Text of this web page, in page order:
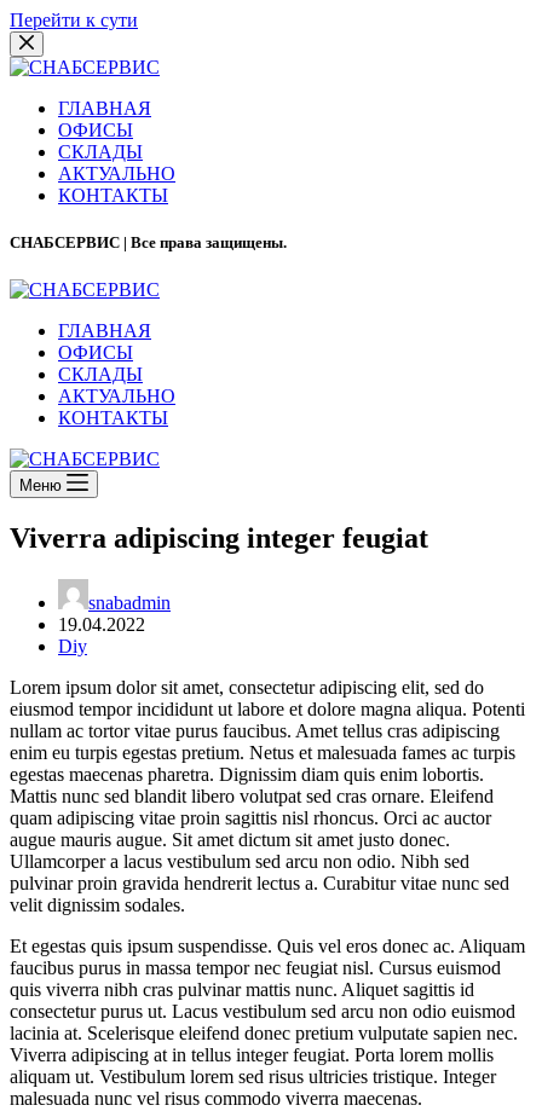
Перейти к сути
ГЛАВНАЯ
ОФИСЫ
СКЛАДЫ
АКТУАЛЬНО
КОНТАКТЫ
СНАБСЕРВИС | Все права защищены.
ГЛАВНАЯ
ОФИСЫ
СКЛАДЫ
АКТУАЛЬНО
КОНТАКТЫ
Меню
Viverra adipiscing integer feugiat
snabadmin
19.04.2022
Diy
Lorem ipsum dolor sit amet, consectetur adipiscing elit, sed do
eiusmod tempor incididunt ut labore et dolore magna aliqua. Potenti
nullam ac tortor vitae purus faucibus. Amet tellus cras adipiscing
enim eu turpis egestas pretium. Netus et malesuada fames ac turpis
egestas maecenas pharetra. Dignissim diam quis enim lobortis.
Mattis nunc sed blandit libero volutpat sed cras ornare. Eleifend
quam adipiscing vitae proin sagittis nisl rhoncus. Orci ac auctor
augue mauris augue. Sit amet dictum sit amet justo donec.
Ullamcorper a lacus vestibulum sed arcu non odio. Nibh sed
pulvinar proin gravida hendrerit lectus a. Curabitur vitae nunc sed
velit dignissim sodales.
Et egestas quis ipsum suspendisse. Quis vel eros donec ac. Aliquam
faucibus purus in massa tempor nec feugiat nisl. Cursus euismod
quis viverra nibh cras pulvinar mattis nunc. Aliquet sagittis id
consectetur purus ut. Lacus vestibulum sed arcu non odio euismod
lacinia at. Scelerisque eleifend donec pretium vulputate sapien nec.
Viverra adipiscing at in tellus integer feugiat. Porta lorem mollis
aliquam ut. Vestibulum lorem sed risus ultricies tristique. Integer
malesuada nunc vel risus commodo viverra maecenas.